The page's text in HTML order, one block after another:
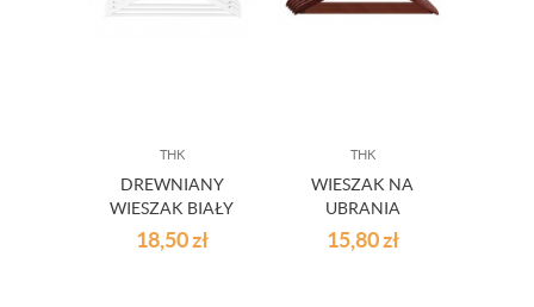
THK
DREWNIANY
WIESZAK BIAŁY
3SZT.
18,50zł
THK
WIESZAK NA
UBRANIA
BORDOWY 5SZT.
15,80zł